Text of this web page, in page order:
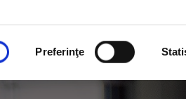
Preferinţe